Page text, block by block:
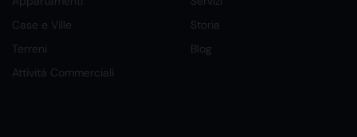
Case e Ville
Terreni
Attività Commerciali
Storia
Blog